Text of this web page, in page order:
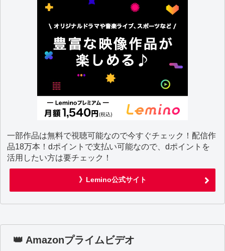
一部作品は無料で視聴可能なので今すぐチェック！配信作
品18万本！dポイントで支払い可能なので、dポイントを
活用したい方は要チェック！
》Lemino公式サイト
👑 Amazonプライムビデオ